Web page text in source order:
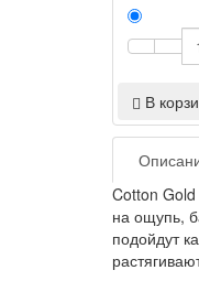
В
Cotton
на ощупь,
подойдут